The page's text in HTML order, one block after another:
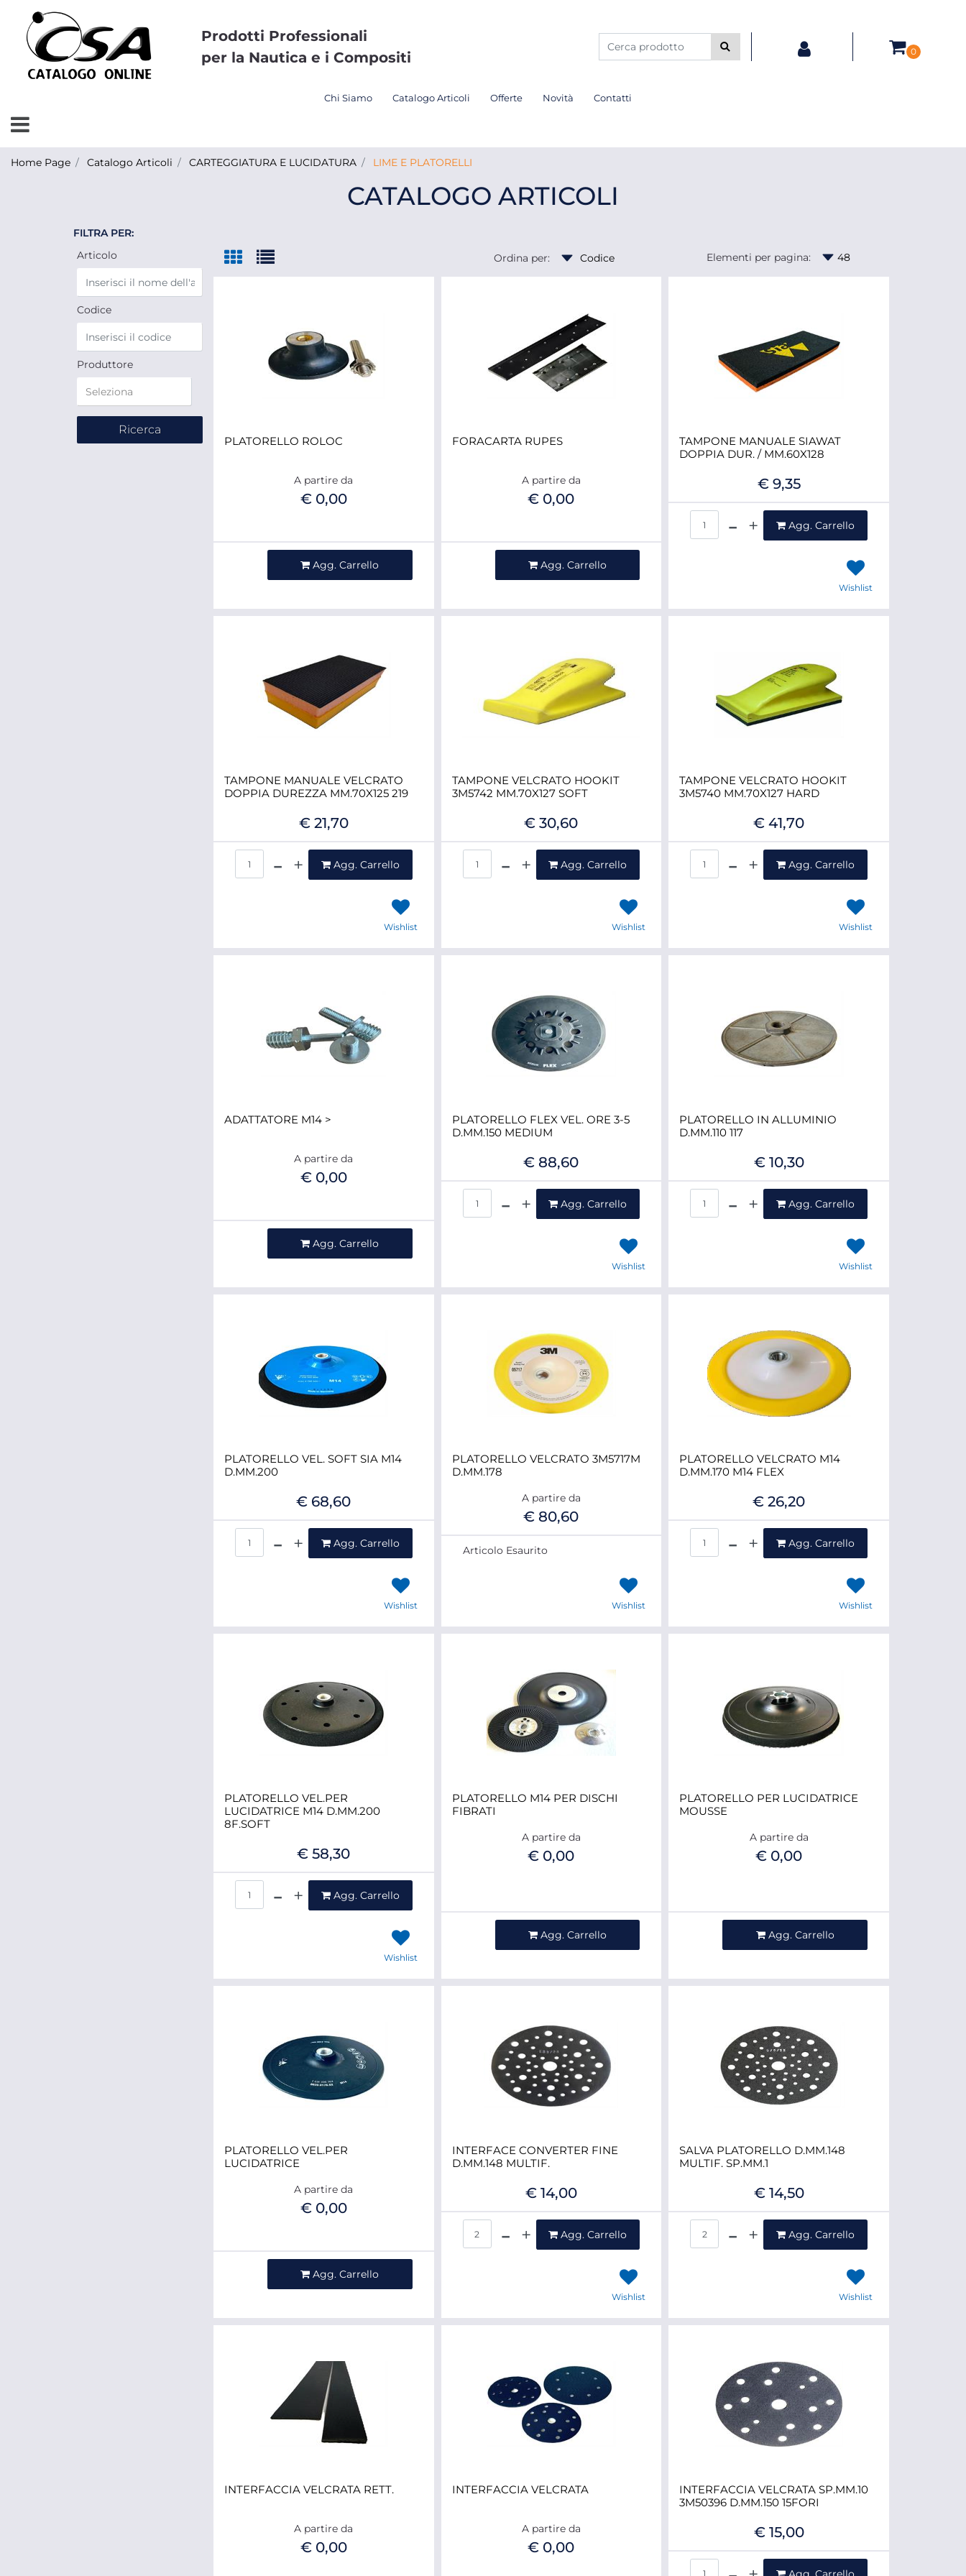
Prodotti Professionali
per la Nautica e i Compositi
0
Chi Siamo Catalogo Articoli Offerte Novità Contatti
Open menu
Home Page Catalogo Articoli CARTEGGIATURA E LUCIDATURA LIME E PLATORELLI
CATALOGO ARTICOLI
FILTRA PER:
Articolo
Codice
Produttore
Ordina per: Elementi per pagina:
PLATORELLO ROLOC
A partire da
€ 0,00
Agg. Carrello
FORACARTA RUPES
A partire da
€ 0,00
Agg. Carrello
TAMPONE MANUALE SIAWAT
DOPPIA DUR. / MM.60X128
€ 9,35
Agg. Carrello
Wishlist
TAMPONE MANUALE VELCRATO
DOPPIA DUREZZA MM.70X125 219
€ 21,70
Agg. Carrello
Wishlist
TAMPONE VELCRATO HOOKIT
3M5742 MM.70X127 SOFT
€ 30,60
Agg. Carrello
Wishlist
TAMPONE VELCRATO HOOKIT
3M5740 MM.70X127 HARD
€ 41,70
Agg. Carrello
Wishlist
ADATTATORE M14 >
A partire da
€ 0,00
Agg. Carrello
PLATORELLO FLEX VEL. ORE 3-5
D.MM.150 MEDIUM
€ 88,60
Agg. Carrello
Wishlist
PLATORELLO IN ALLUMINIO
D.MM.110 117
€ 10,30
Agg. Carrello
Wishlist
PLATORELLO VEL. SOFT SIA M14
D.MM.200
€ 68,60
Agg. Carrello
Wishlist
PLATORELLO VELCRATO 3M5717M
D.MM.178
A partire da
€ 80,60
Articolo Esaurito
Wishlist
PLATORELLO VELCRATO M14
D.MM.170 M14 FLEX
€ 26,20
Agg. Carrello
Wishlist
PLATORELLO VEL.PER
LUCIDATRICE M14 D.MM.200
8F.SOFT
€ 58,30
Agg. Carrello
Wishlist
PLATORELLO M14 PER DISCHI
FIBRATI
A partire da
€ 0,00
Agg. Carrello
PLATORELLO PER LUCIDATRICE
MOUSSE
A partire da
€ 0,00
Agg. Carrello
PLATORELLO VEL.PER
LUCIDATRICE
A partire da
€ 0,00
Agg. Carrello
INTERFACE CONVERTER FINE
D.MM.148 MULTIF.
€ 14,00
Agg. Carrello
Wishlist
SALVA PLATORELLO D.MM.148
MULTIF. SP.MM.1
€ 14,50
Agg. Carrello
Wishlist
INTERFACCIA VELCRATA RETT.
A partire da
€ 0,00
INTERFACCIA VELCRATA
A partire da
€ 0,00
INTERFACCIA VELCRATA SP.MM.10
3M50396 D.MM.150 15FORI
€ 15,00